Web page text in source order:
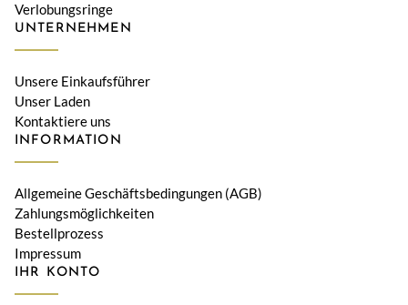
Verlobungsringe
UNTERNEHMEN
Unsere Einkaufsführer
Unser Laden
Kontaktiere uns
INFORMATION
Allgemeine Geschäftsbedingungen (AGB)
Zahlungsmöglichkeiten
Bestellprozess
Impressum
IHR KONTO